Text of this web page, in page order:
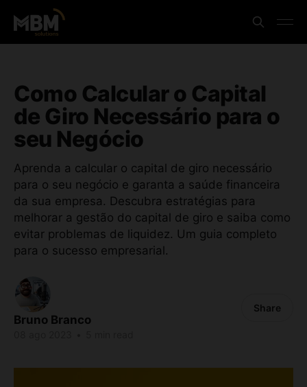
Como Calcular o Capital
de Giro Necessário para o
seu Negócio
Aprenda a calcular o capital de giro necessário
para o seu negócio e garanta a saúde financeira
da sua empresa. Descubra estratégias para
melhorar a gestão do capital de giro e saiba como
evitar problemas de liquidez. Um guia completo
para o sucesso empresarial.
Bruno Branco
Share